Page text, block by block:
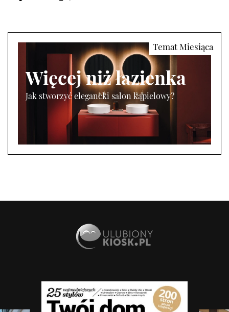
Więcej niż łazienka
Jak stworzyć elegancki salon kąpielowy?